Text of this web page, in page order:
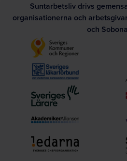
Suntarbetsliv drivs
organisationerna och
och